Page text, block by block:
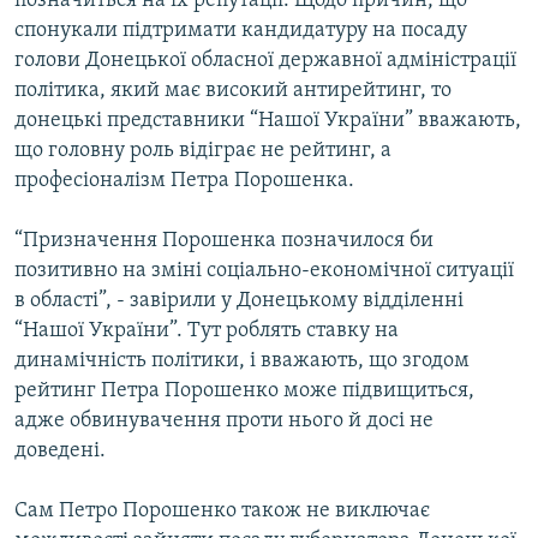
спонукали підтримати кандидатуру на посаду
голови Донецької обласної державної адміністрації
політика, який має високий антирейтинг, то
донецькі представники “Нашої України” вважають,
що головну роль відіграє не рейтинг, а
професіоналізм Петра Порошенка.
“Призначення Порошенка позначилося би
позитивно на зміні соціально-економічної ситуації
в області”, - завірили у Донецькому відділенні
“Нашої України”. Тут роблять ставку на
динамічність політики, і вважають, що згодом
рейтинг Петра Порошенко може підвищиться,
адже обвинувачення проти нього й досі не
доведені.
Сам Петро Порошенко також не виключає